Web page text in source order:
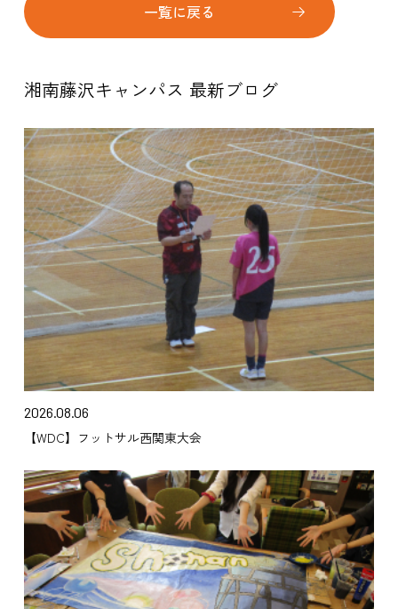
一覧に戻る
湘南藤沢キャンパス 最新ブログ
2026.08.06
【WDC】フットサル西関東大会